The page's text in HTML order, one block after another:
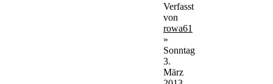
Verfasst
von
rowa61
»
Sonntag
3.
März